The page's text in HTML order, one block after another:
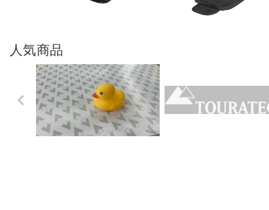
人気商品
Previo
us